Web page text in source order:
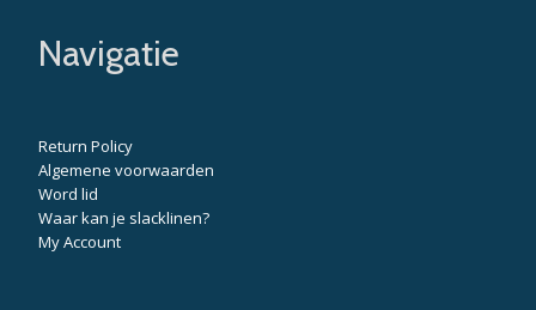
Navigatie
Return Policy
Algemene voorwaarden
Word lid
Waar kan je slacklinen?
My Account